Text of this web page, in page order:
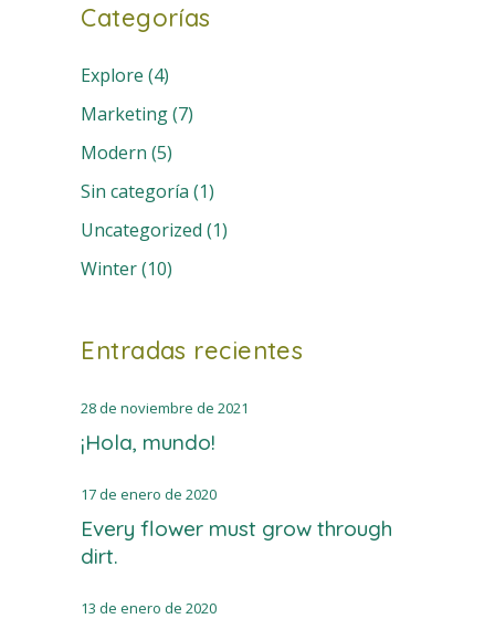
Categorías
Explore (4)
Marketing(7)
Modern (5)
Sin categoría (1)
Uncategorized (1)
Winter(10)
Entradas recientes
¡Hola, mundo!
28 de noviembre de 2021
Every flower must grow through
dirt.
17 de enero de 2020
13 de enero de 2020